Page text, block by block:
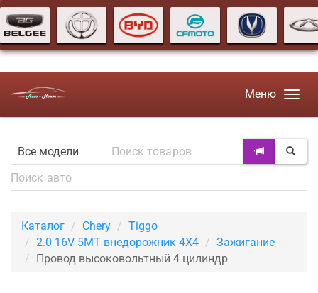
Меню
Каталог Chery
Tiggo
2.0 16V 5MT внедорожник 4X4
Зажигание
Провод высоковольтный 4 цилиндр